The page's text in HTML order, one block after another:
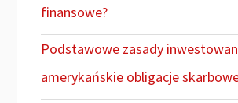
finansowe?
Podstawowe zasady
amerykańskie obligacje